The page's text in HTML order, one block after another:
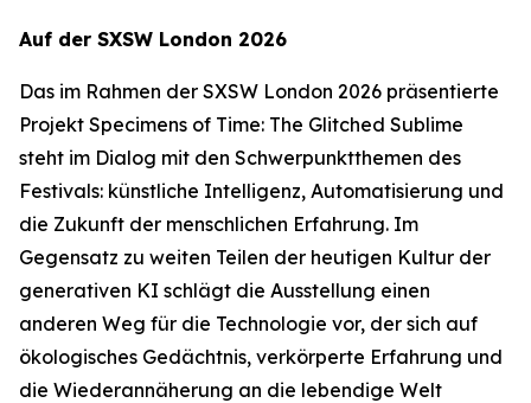
Auf der SXSW London 2026
Das im Rahmen der SXSW London 2026 präsentierte
Projekt Specimens of Time: The Glitched Sublime
steht im Dialog mit den Schwerpunktthemen des
Festivals: künstliche Intelligenz, Automatisierung und
die Zukunft der menschlichen Erfahrung. Im
Gegensatz zu weiten Teilen der heutigen Kultur der
generativen KI schlägt die Ausstellung einen
anderen Weg für die Technologie vor, der sich auf
ökologisches Gedächtnis, verkörperte Erfahrung und
die Wiederannäherung an die lebendige Welt